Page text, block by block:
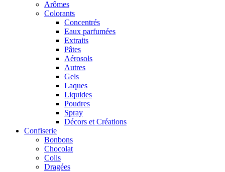
Arômes
Colorants
Concentrés
Eaux parfumées
Extraits
Pâtes
Aérosols
Autres
Gels
Laques
Liquides
Poudres
Spray
Décors et Créations
Confiserie
Bonbons
Chocolat
Colis
Dragées